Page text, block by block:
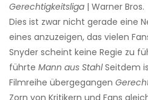
Gerechtigkeitsliga | Warner Bros.
Dies ist zwar nicht gerade eine
eines anzuzeigen, das vielen
Snyder scheint keine Regie zu
führte Mann aus StahlSeitdem
Filmreihe übergegangen